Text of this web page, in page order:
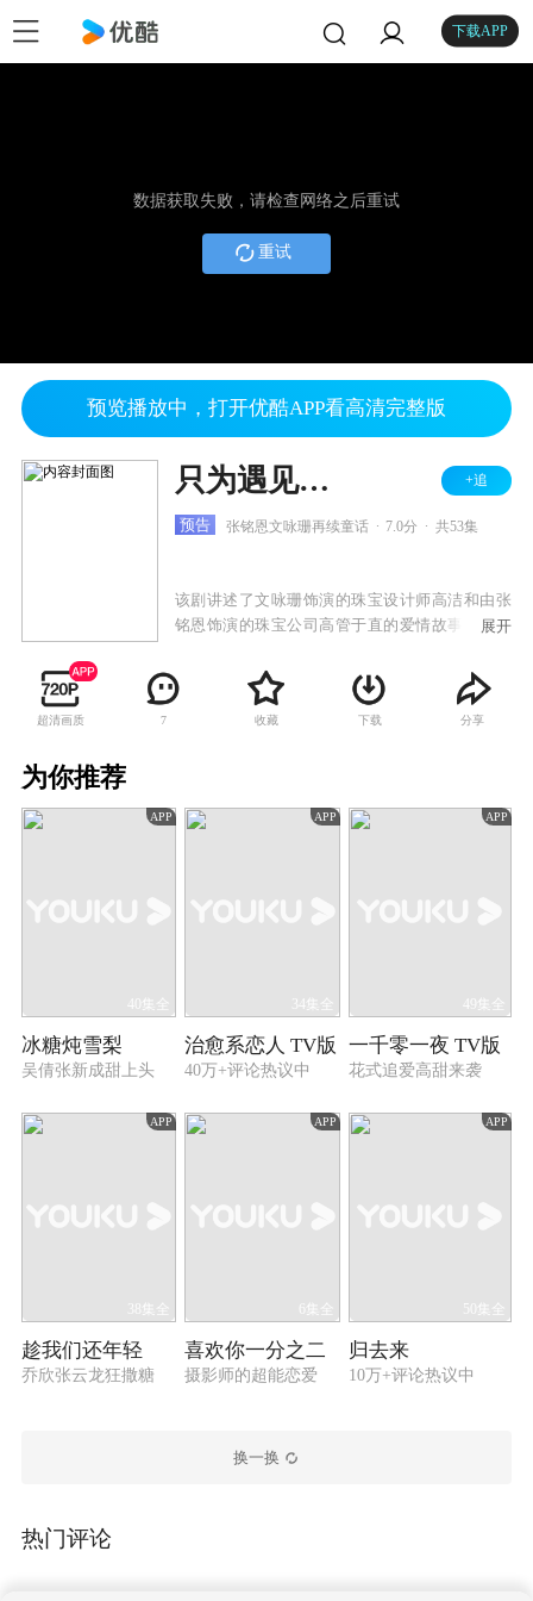
下载APP
数据获取失败，请检查网络之后重试
重试
预览播放中，打开优酷APP看高清完整版
只为遇见你 DVD版 +追
预告 张铭恩文咏珊再续童话 7.0分 共53集
该剧讲述了文咏珊饰演的珠宝设计师高洁和由张
铭恩饰演的珠宝公司高管于直的爱情故事。两人
持信念，共同将传承传统国粹与时尚前沿创新相
结合，守护理想，最终收获爱情的故事。
展开
超清画质 7 收藏 下载 分享
为你推荐
APP
40集全
冰糖炖雪梨
吴倩张新成甜上头
APP
34集全
治愈系恋人 TV版
40万+评论热议中
APP
49集全
一千零一夜 TV版
花式追爱高甜来袭
APP
38集全
趁我们还年轻
乔欣张云龙狂撒糖
APP
6集全
喜欢你一分之二
摄影师的超能恋爱
APP
50集全
归去来
10万+评论热议中
换一换
热门评论